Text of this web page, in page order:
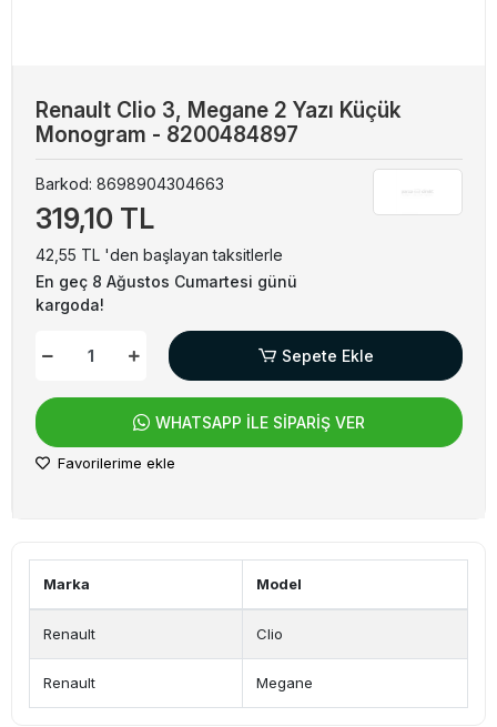
Renault Clio 3, Megane 2 Yazı Küçük
Monogram - 8200484897
Barkod: 8698904304663
319,10 TL
42,55 TL 'den başlayan taksitlerle
En geç 8 Ağustos Cumartesi günü
kargoda!
Sepete Ekle
WHATSAPP İLE SİPARİŞ VER
Favorilerime ekle
Marka Model
Renault Clio
Renault Megane